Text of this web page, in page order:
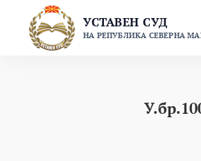
content
УСТАВЕН СУД
НА РЕПУБЛИКА СЕВЕРНА